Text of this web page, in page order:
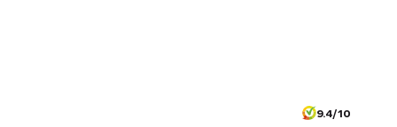
9.4/10